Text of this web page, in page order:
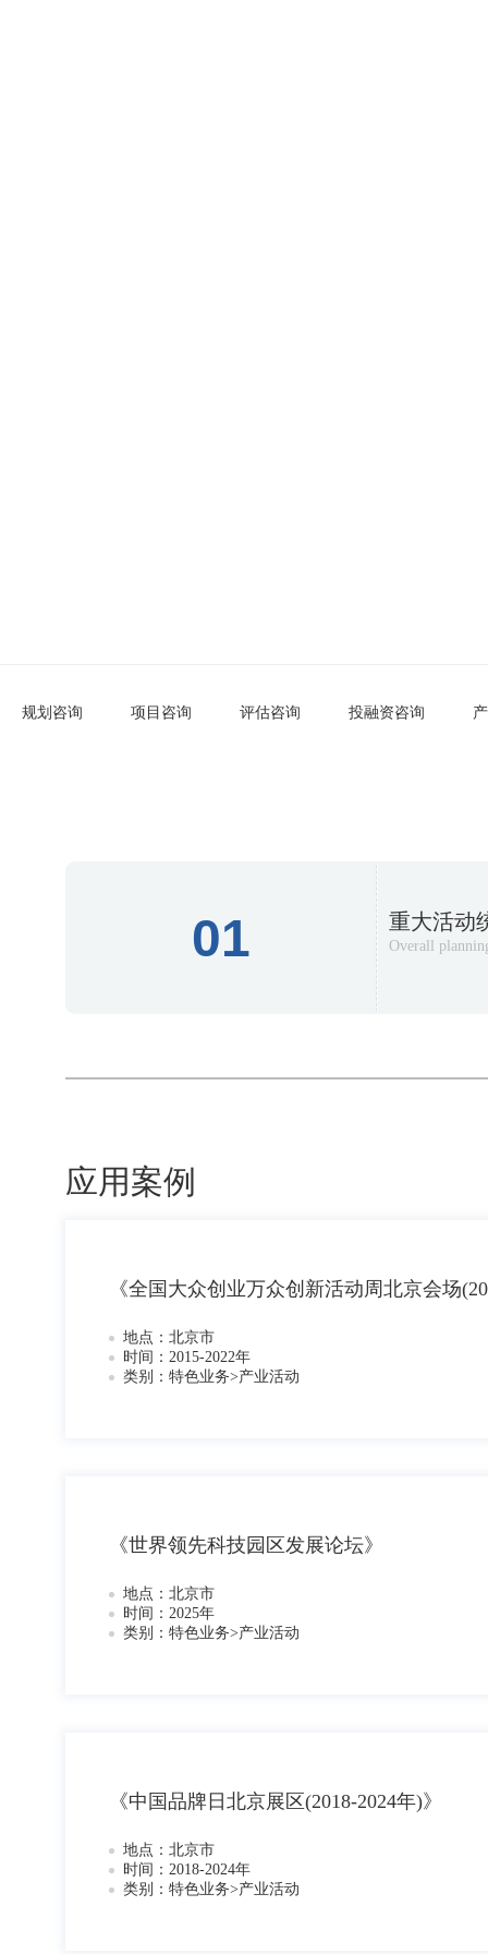
规划咨询 项目咨询 评估咨询 投融资咨询
01 重大活动
Overall
应用案例
《全国大众创业万众创新活动周北京会场
地点： 北京市
时间： 2015-2022年
类别： 特色业务>产业活动
《世界领先科技园区发展论坛》
地点： 北京市
时间： 2025年
类别： 特色业务>产业活动
《中国品牌日北京展区(2018-2024年)》
地点： 北京市
时间： 2018-2024年
类别： 特色业务>产业活动